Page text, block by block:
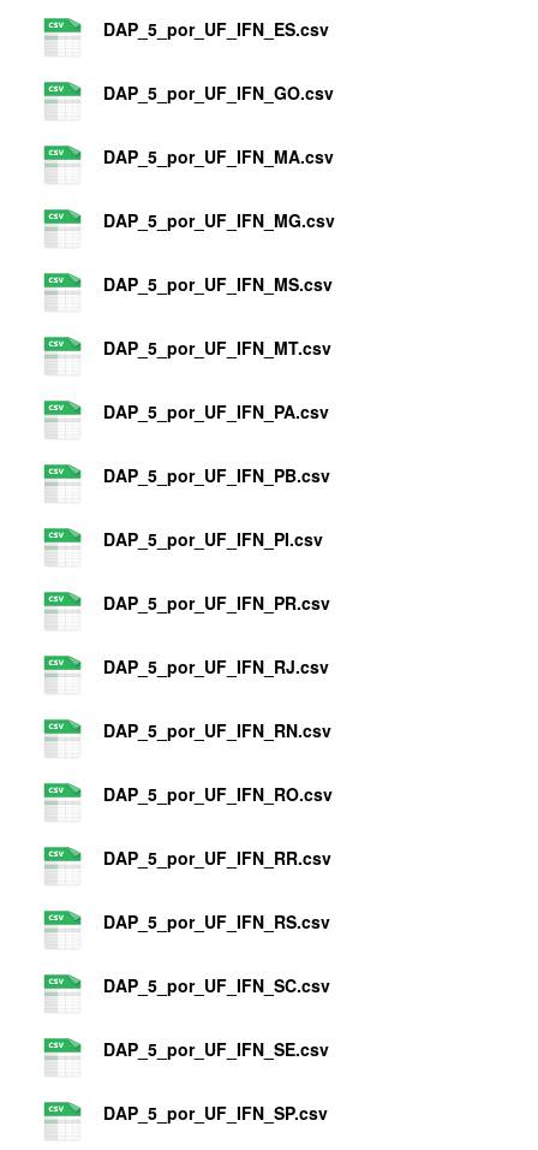
DAP_5_por_UF_IFN_ES.csv
DAP_5_por_UF_IFN_GO.csv
DAP_5_por_UF_IFN_MA.csv
DAP_5_por_UF_IFN_MG.csv
DAP_5_por_UF_IFN_MS.csv
DAP_5_por_UF_IFN_MT.csv
DAP_5_por_UF_IFN_PA.csv
DAP_5_por_UF_IFN_PB.csv
DAP_5_por_UF_IFN_PI.csv
DAP_5_por_UF_IFN_PR.csv
DAP_5_por_UF_IFN_RJ.csv
DAP_5_por_UF_IFN_RN.csv
DAP_5_por_UF_IFN_RO.csv
DAP_5_por_UF_IFN_RR.csv
DAP_5_por_UF_IFN_RS.csv
DAP_5_por_UF_IFN_SC.csv
DAP_5_por_UF_IFN_SE.csv
DAP_5_por_UF_IFN_SP.csv